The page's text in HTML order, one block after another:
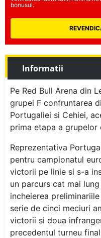
bonusul.
Informatii
Pe Red Bull Arena din
grupei F confruntarea
Portugaliei si Cehiei,
prima etapa a grupelor
Reprezentativa
pentru campionatul
victorii pe linie si s-a
un parcurs cat mai
incheierea
serie de cinci meciuri
victorii si doua
precedentul turneu